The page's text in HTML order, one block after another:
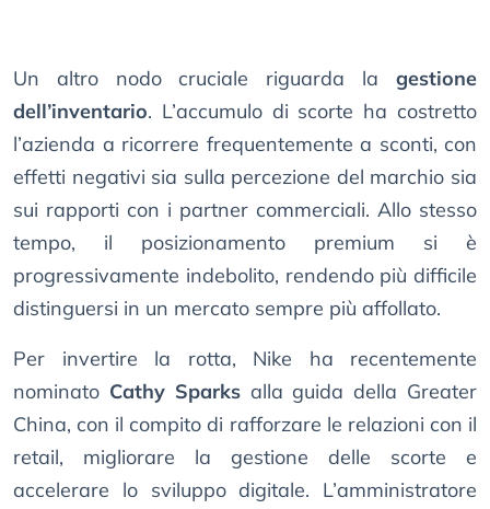
Un altro nodo cruciale riguarda la gestione
dell’inventario. L’accumulo di scorte ha costretto
l’azienda a ricorrere frequentemente a sconti, con
effetti negativi sia sulla percezione del marchio sia
sui rapporti con i partner commerciali. Allo stesso
tempo, il posizionamento premium si è
progressivamente indebolito, rendendo più difficile
distinguersi in un mercato sempre più affollato.
Per invertire la rotta, Nike ha recentemente
nominato Cathy Sparksalla guida della Greater
China, con il compito di rafforzare le relazioni con il
retail, migliorare la gestione delle scorte e
accelerare lo sviluppo digitale. L’amministratore